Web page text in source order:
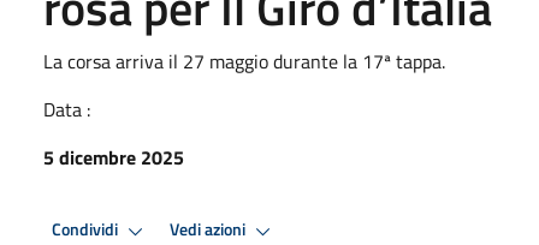
La corsa arriva il 27 maggio durante la 17ª tappa.
Data :
5 dicembre 2025
Condividi Vedi azioni